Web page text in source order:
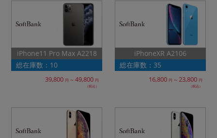
iPhone11 Pro Max A2218
総在庫数：10
39,800 円 ～ 49,800 円
（税込）
iPhoneXR A2106
総在庫数：35
16,800 円 ～ 23,800 円
（税込）